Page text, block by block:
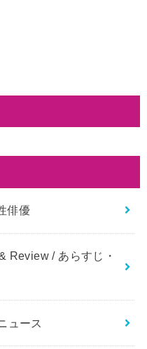
俳優
Review / あらすじ・
ュース